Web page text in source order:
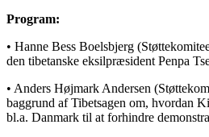
Program:
• Hanne Bess Boelsbjerg
den tibetanske eksilpræsident Penpa
• Anders Højmark Andersen
baggrund af Tibetsagen om, hvordan
bl.a. Danmark til at forhindre